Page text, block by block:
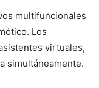
multifuncionales
Los
virtuales,
simultáneamente.